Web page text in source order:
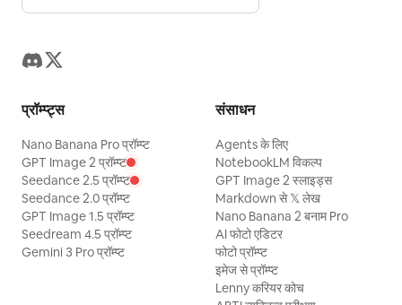
प्रॉम्प्ट्स
Nano Banana Pro प्रॉम्प्ट
GPT Image 2 प्रॉम्प्ट
Seedance 2.5 प्रॉम्प्ट
Seedance 2.0 प्रॉम्प्ट
GPT Image 1.5 प्रॉम्प्ट
Seedream 4.5 प्रॉम्प्ट
Gemini 3 Pro प्रॉम्प्ट
संसाधन
Agents के लिए
NotebookLM विकल्प
GPT Image 2 स्लाइड्स
Markdown से 𝕏 लेख
Nano Banana 2 बनाम Pro
AI फोटो एडिटर
फोटो प्रॉम्प्ट
इमेज से प्रॉम्प्ट
Lenny करियर कोच